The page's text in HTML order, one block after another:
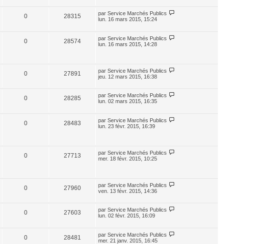
0 28315 par Service Marchés Publics
lun. 16 mars 2015, 15:24
0 28574 par Service Marchés Publics
lun. 16 mars 2015, 14:28
0 27891 par Service Marchés Publics
jeu. 12 mars 2015, 16:38
0 28285 par Service Marchés Publics
lun. 02 mars 2015, 16:35
0 28483 par Service Marchés Publics
lun. 23 févr. 2015, 16:39
0 27713 par Service Marchés Publics
mer. 18 févr. 2015, 10:25
0 27960 par Service Marchés Publics
ven. 13 févr. 2015, 14:36
0 27603 par Service Marchés Publics
lun. 02 févr. 2015, 16:09
0 28481 par Service Marchés Publics
mer. 21 janv. 2015, 16:45